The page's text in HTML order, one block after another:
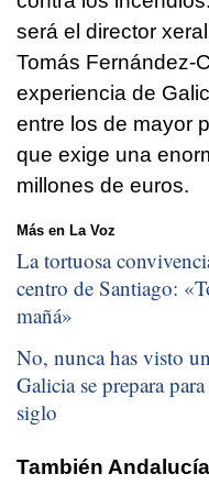
será el director
Tomás Fernández-
experiencia de
entre los de mayor
que exige una
millones de euros.
Más en La Voz
La tortuosa
centro de Santiago: «
mañá»
No, nunca has visto
Galicia se prepara
siglo
También Andalucía